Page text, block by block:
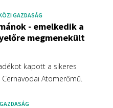
GAZDASÁG
- emelkedik a
megmenekült
kapott a sikeres
Atomerőmű.